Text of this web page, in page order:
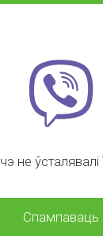
не
Спампаваць